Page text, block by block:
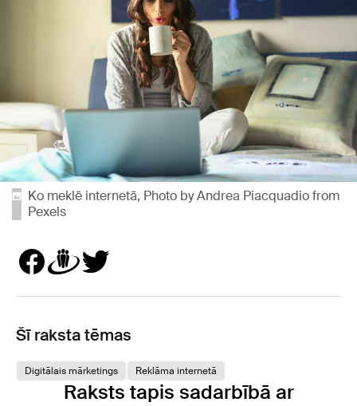
Ko meklē internetā, Photo by Andrea Piacquadio from
Pexels
Šī raksta tēmas
Digitālais mārketings Reklāma internetā
Raksts tapis sadarbībā ar